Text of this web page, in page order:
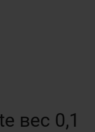
вес 0,1